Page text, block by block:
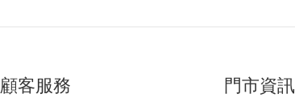
顧客服務 門市資訊